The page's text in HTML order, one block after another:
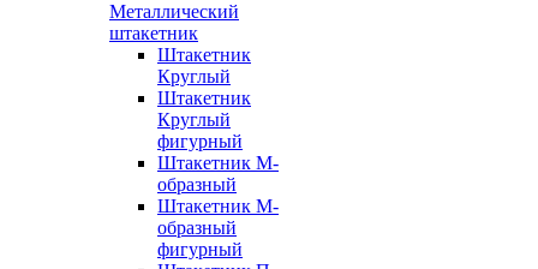
Металлический
штакетник
Штакетник
Круглый
Штакетник
Круглый
фигурный
Штакетник М-
образный
Штакетник М-
образный
фигурный